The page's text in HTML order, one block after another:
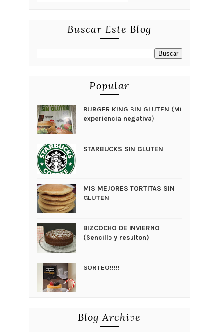
Buscar Este Blog
Popular
BURGER KING SIN GLUTEN (Mi
experiencia negativa)
STARBUCKS SIN GLUTEN
MIS MEJORES TORTITAS SIN
GLUTEN
BIZCOCHO DE INVIERNO
(Sencillo y resulton)
SORTEO!!!!!
Blog Archive